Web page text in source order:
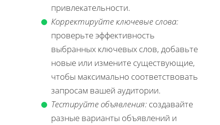
привлекательности.
Корректируйте ключевые слова:
проверьте эффективность
выбранных ключевых слов, добавьте
новые или измените существующие,
чтобы максимально соответствовать
запросам вашей аудитории.
Тестируйте объявления: создавайте
разные варианты объявлений и